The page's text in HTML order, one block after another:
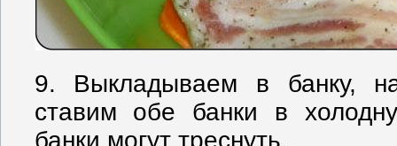
9. Выкладываем в банку,
ставим обе банки в
банки могут треснуть.